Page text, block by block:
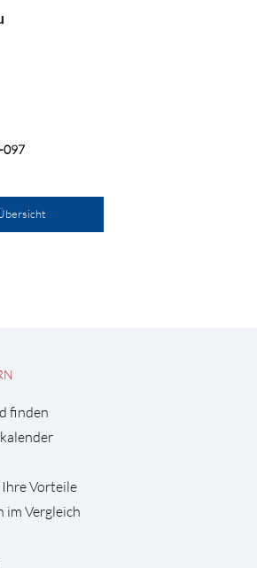
097
finden
Vorteile
Vergleich